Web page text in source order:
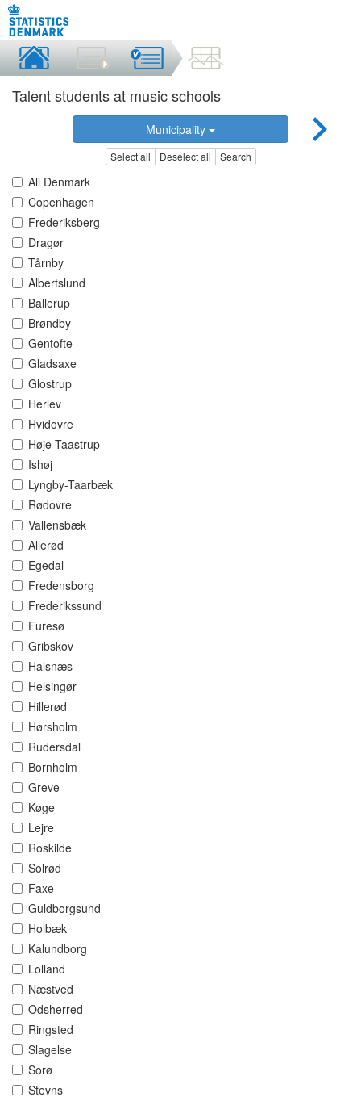
Talent students at music schools
Municipality
Select all Deselect all Search
All Denmark
Copenhagen
Frederiksberg
Dragør
Tårnby
Albertslund
Ballerup
Brøndby
Gentofte
Gladsaxe
Glostrup
Herlev
Hvidovre
Høje-Taastrup
Ishøj
Lyngby-Taarbæk
Rødovre
Vallensbæk
Allerød
Egedal
Fredensborg
Frederikssund
Furesø
Gribskov
Halsnæs
Helsingør
Hillerød
Hørsholm
Rudersdal
Bornholm
Greve
Køge
Lejre
Roskilde
Solrød
Faxe
Guldborgsund
Holbæk
Kalundborg
Lolland
Næstved
Odsherred
Ringsted
Slagelse
Sorø
Stevns